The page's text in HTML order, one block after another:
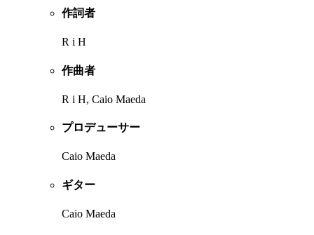
作詞者
R i H
作曲者
R i H, Caio Maeda
プロデューサー
Caio Maeda
ギター
Caio Maeda